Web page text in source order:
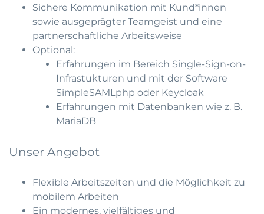
Sichere Kommunikation mit Kund*innen
sowie ausgeprägter Teamgeist und eine
partnerschaftliche Arbeitsweise
Optional:
Erfahrungen im Bereich Single-Sign-on-
Infrastukturen und mit der Software
SimpleSAMLphp oder Keycloak
Erfahrungen mit Datenbanken wie z. B.
MariaDB
Unser Angebot
Flexible Arbeitszeiten und die Möglichkeit zu
mobilem Arbeiten
Ein modernes, vielfältiges und